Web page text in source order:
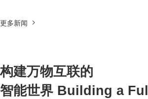
更多新闻
构建万物互联的
智能世界 Building a